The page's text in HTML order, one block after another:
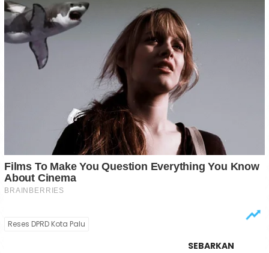
Reses DPRD Kota Palu
SEBARKAN